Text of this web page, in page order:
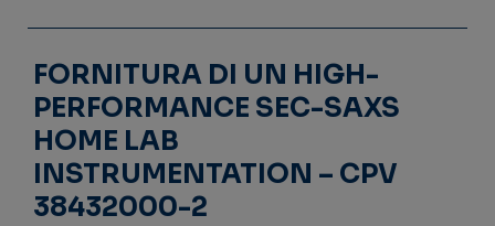
FORNITURA DI UN HIGH-
PERFORMANCE SEC-SAXS
HOME LAB
INSTRUMENTATION – CPV
38432000-2